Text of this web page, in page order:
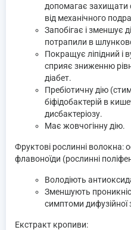
допомагає захищати
від механічного
Запобігає і зменшує
потрапили в
Покращує ліпідний і
сприяє зниженню
діабет.
Пребіотичну дію
біфідобактерій в
дисбактеріозу.
Має жовчогінну дію.
Фруктові рослинні волокна:
флавоноїди (рослинні
Володіють
Зменшують
симптоми дифузійної
Екстракт кропиви: